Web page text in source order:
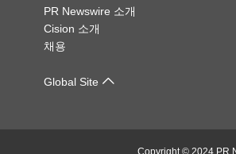
PR Newswire 소개
Cision 소개
채용
Global Site
Copyright © 2024 PR